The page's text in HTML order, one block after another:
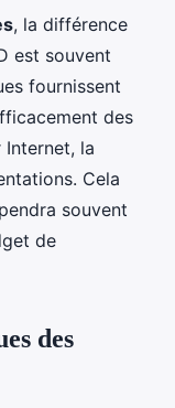
, la différence
est souvent
fournissent
des
la
Cela
souvent
de
des